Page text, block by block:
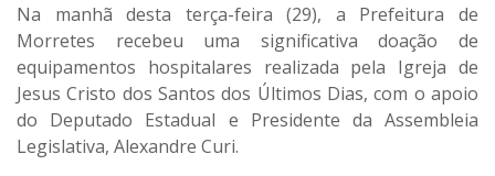
Na manhã desta terça-feira (29), a Prefeitura de
Morretes recebeu uma significativa doação de
equipamentos hospitalares realizada pela Igreja de
Jesus Cristo dos Santos dos Últimos Dias, com o apoio
do Deputado Estadual e Presidente da Assembleia
Legislativa, Alexandre Curi.